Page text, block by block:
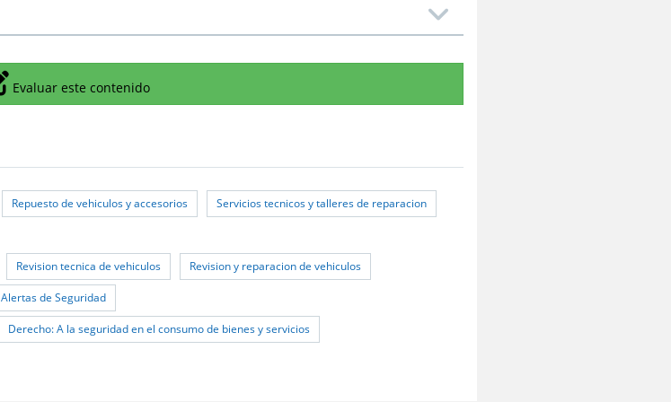
Icono
Evaluar este contenido
Repuesto de vehiculos y accesorios Servicios tecnicos y talleres de reparacion
Revision tecnica de vehiculos Revision y reparacion de vehiculos
Alertas de Seguridad
Derecho: A la seguridad en el consumo de bienes y servicios